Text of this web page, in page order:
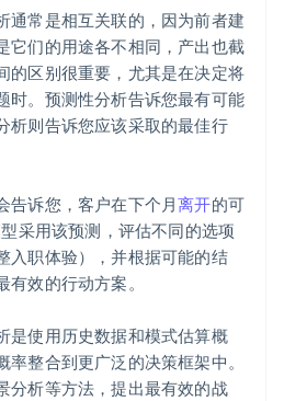
通常是相互关联的，因为前者建
它们的用途各不相同，产出也截
的区别很重要，尤其是在决定将
时。预测性分析告诉您最有可能
析则告诉您应该采取的最佳行
告诉您，客户在下个月离开的可
采用该预测，评估不同的选项
入职体验），并根据可能的结
效的行动方案。
是使用历史数据和模式估算概
整合到更广泛的决策框架中。
分析等方法，提出最有效的战